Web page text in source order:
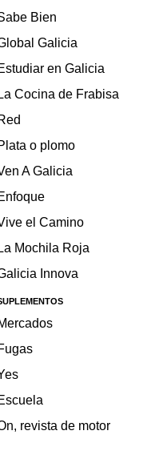
Bien
Galicia
en Galicia
Cocina de Frabisa
o plomo
A Galicia
el Camino
Mochila Roja
Innova
revista de motor